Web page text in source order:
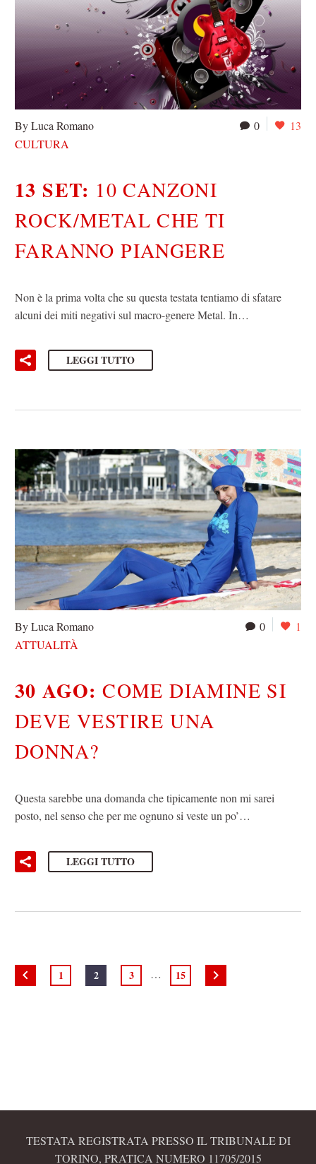
0 13
By Luca Romano
CULTURA
13 SET: 10 CANZONI
ROCK/METAL CHE TI
FARANNO PIANGERE
Non è la prima volta che su questa testata tentiamo di sfatare
alcuni dei miti negativi sul macro-genere Metal. In…
LEGGI TUTTO
0 1
By Luca Romano
ATTUALITÀ
30 AGO:COME DIAMINE SI
DEVE VESTIRE UNA
DONNA?
Questa sarebbe una domanda che tipicamente non mi sarei
posto, nel senso che per me ognuno si veste un po’…
LEGGI TUTTO
1 2 3 … 15
TESTATA REGISTRATA PRESSO IL TRIBUNALE DI
TORINO, PRATICA NUMERO 11705/2015